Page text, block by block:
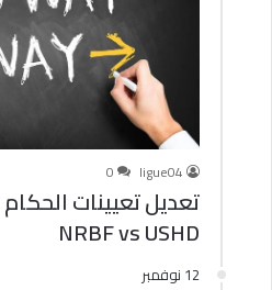
ligue04
0
NRBF vs USHD
12 نوفمبر